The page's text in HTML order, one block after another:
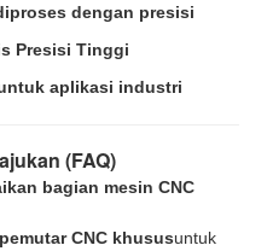
dengan presisi
Presisi Tinggi
aplikasi industri
(FAQ)
bagian mesin CNC
CNC khususuntuk